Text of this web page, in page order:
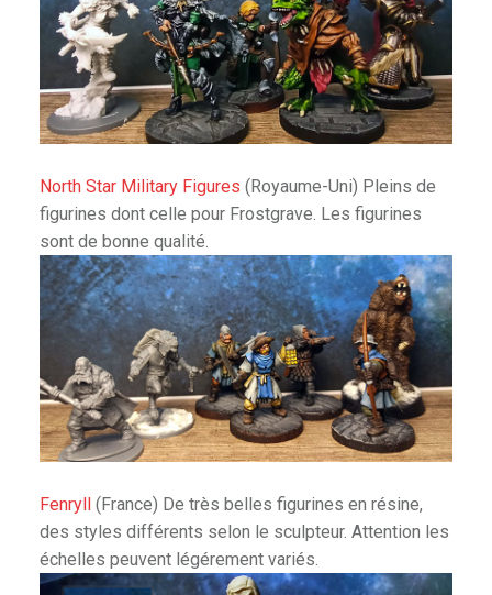
North Star Military Figures (Royaume-Uni) Pleins de
figurines dont celle pour Frostgrave. Les figurines
sont de bonne qualité.
Fenryll(France) De très belles figurines en résine,
des styles différents selon le sculpteur. Attention les
échelles peuvent légérement variés.